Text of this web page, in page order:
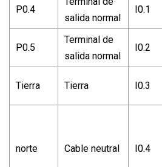
P0.4
salida normal
I0.1
P0.5
Terminal de
salida normal
I0.2
Tierra Tierra I0.3
norte Cable neutral I0.4